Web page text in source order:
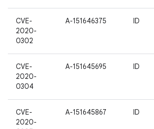
CVE-
2020-
0302
A-151646375 ID
CVE-
2020-
0304
A-151645695 ID
CVE-
2020-
A-151645867 ID